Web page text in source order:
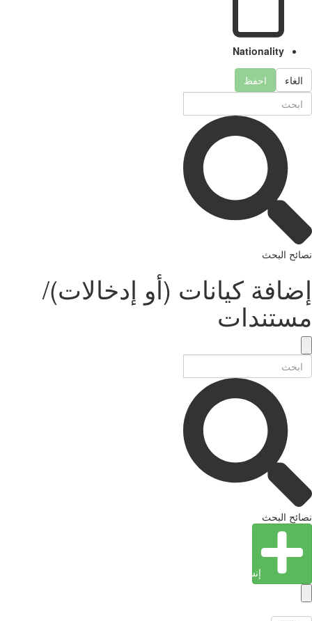
Nationality
الغاء احفظ
نصائح البحث
إضافة كيانات (أو إدخالات)/
مستندات
نصائح البحث
إنشاء كيان